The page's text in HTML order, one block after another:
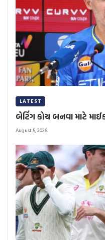
LATEST
બેટિંગ કોચ બનવા માટે
August 5, 2026